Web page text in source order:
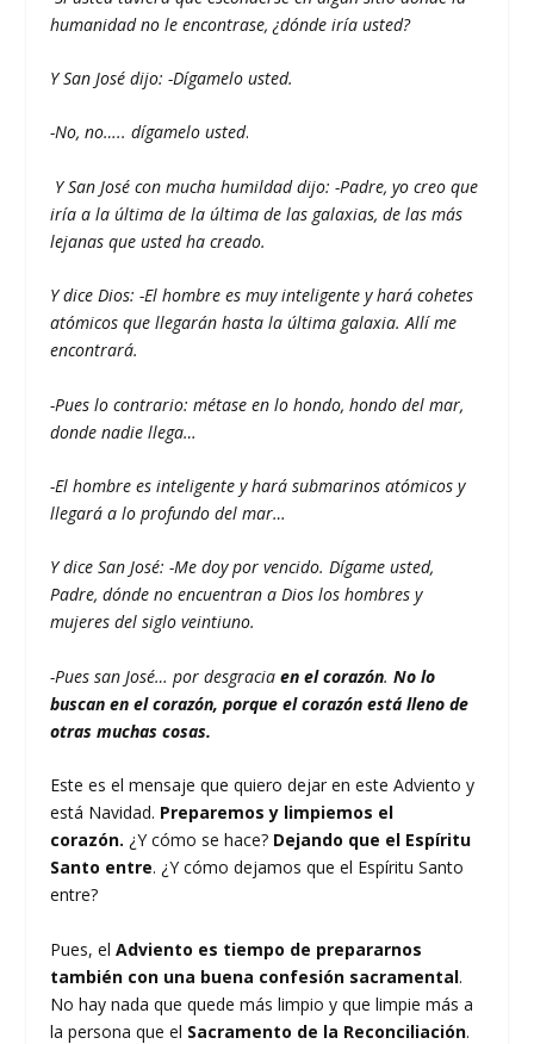
humanidad no le encontrase, ¿dónde iría usted?
Y San José dijo: -Dígamelo usted.
-No, no….. dígamelo usted.
Y San José con mucha humildad dijo: -Padre, yo creo que
iría a la última de la última de las galaxias, de las más
lejanas que usted ha creado.
Y dice Dios: -El hombre es muy inteligente y hará cohetes
atómicos que llegarán hasta la última galaxia. Allí me
encontrará.
-Pues lo contrario: métase en lo hondo, hondo del mar,
donde nadie llega…
-El hombre es inteligente y hará submarinos atómicos y
llegará a lo profundo del mar…
Y dice San José: -Me doy por vencido. Dígame usted,
Padre, dónde no encuentran a Dios los hombres y
mujeres del siglo veintiuno.
-Pues san José… por desgraciaen el corazón.No lo
buscan en el corazón, porque el corazón está lleno de
otras muchas cosas.
Este es el mensaje que quiero dejar en este Adviento y
está Navidad. Preparemos y limpiemos el
corazón. ¿Y cómo se hace? Dejando que el Espíritu
Santo entre. ¿Y cómo dejamos que el Espíritu Santo
entre?
Pues, elAdviento es tiempo de prepararnos
también con una buena confesión sacramental.
No hay nada que quede más limpio y que limpie más a
la persona que el Sacramento de la Reconciliación.